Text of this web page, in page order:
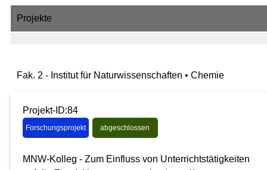
Projekte
Fak. 2 - Institut für Naturwissenschaften • Chemie
Projekt-ID:84
Forschungsprojekt abgeschlossen
MNW-Kolleg - Zum Einfluss von Unterrichtstätigkeiten